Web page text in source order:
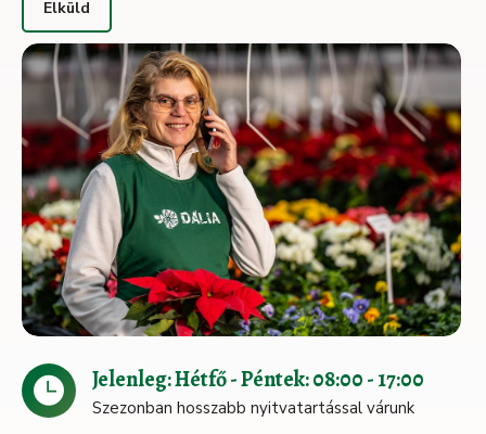
Jelenleg: Hétfő - Péntek: 08:00 - 17:00
Szezonban hosszabb nyitvatartással várunk